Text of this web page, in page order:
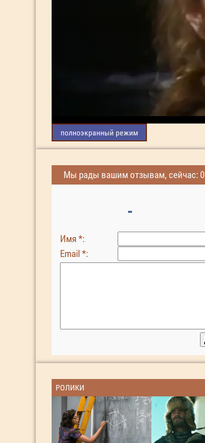
полноэкранный режим
Мы рады вашим отзывам, сейчас: 0
Имя *:
Email *:
РОЛИКИ